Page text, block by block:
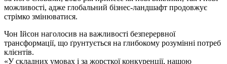
можливості, адже глобальний бізнес-ландшафт продовжує
стрімко змінюватися.
Чон Ійсон наголосив на важливості безперервної
трансформації, що ґрунтується на глибокому розумінні потреб
клієнтів.
«У складних умовах і за жорсткої конкуренції, нашою